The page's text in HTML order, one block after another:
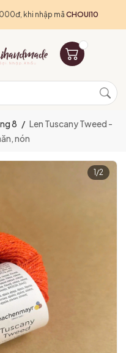
khi nhập mã CHOUI10
8 / Len Tuscany Tweed -
nón
1 /2